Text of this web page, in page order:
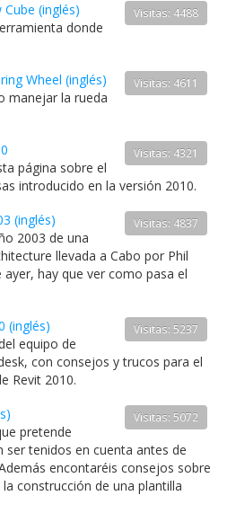
Visitas: 4488
(inglés)
donde
Visitas: 4611
Wheel (inglés)
manejar la rueda
Visitas: 4321
página sobre el
introducido en la versión 2010.
Visitas: 4837
(inglés)
2003 de una
llevada a Cabo por Phil
hay que ver como pasa el
Visitas: 5237
(inglés)
equipo de
con consejos y trucos para el
Revit 2010.
Visitas: 5072
pretende
tenidos en cuenta antes de
encontaréis consejos sobre
construcción de una plantilla